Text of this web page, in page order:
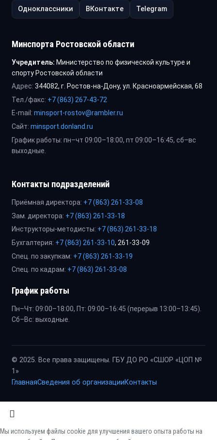
Одноклассники ВКонтакте Telegram
Минспорта Ростовской области
Учредитель: Министерство по физической культуре и
спорту Ростовской области
Адрес: 344082, г. Ростов-на-Дону, ул. Красноармейская, 68
Тел./факс: +7 (863) 267-43-72
E-mail: minsport-rostov@rambler.ru
Сайт: minsport.donland.ru
График работы: пн–чт 09:00–18:00, пт 09:00–16:45, сб–вс
выходные.
Контакты подразделений
Приёмная директора: +7 (863) 261-33-08
Зам. директора: +7 (863) 261-33-18
Инструкторы-методисты: +7 (863) 261-33-18
Бухгалтерия: +7 (863) 261-33-10, 261-33-09
Спец. по закупкам: +7 (863) 261-33-19
Спец. по кадрам: +7 (863) 261-33-08
График работы
Пн–Чт: 09:00–18:00, Пт: 09:00–16:45 (перерыв 13:00–13:45).
Сб–Вс: выходные.
© 2025. Все права защищены. ГБУ ДО РО «СШОР «ЦОП №
1»
ГлавнаяСведения об организацииКонтакты
Мы используем файлы cookie для улучшения вашего опыта работы на